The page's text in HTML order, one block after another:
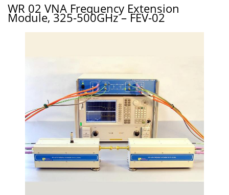
WR 02 VNA Frequency Extension
Module, 325-500GHz – FEV-02